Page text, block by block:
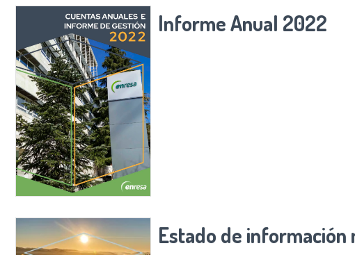
Informe Anual 2022
Estado de